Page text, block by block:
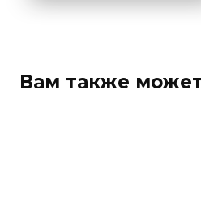
Вам также